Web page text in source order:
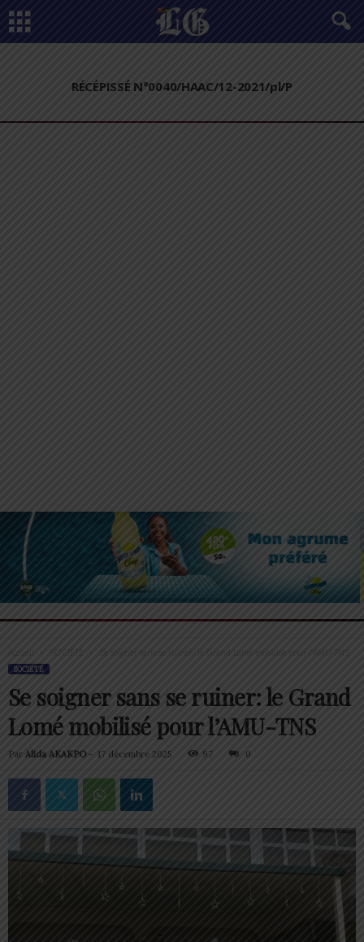
RÉCÉPISSÉ N°0040/HAAC/12-2021/pl/P
Accueil Se soigner sans se ruiner: le Grand Lomé mobilisé pour l’AMU-TNS
SOCIÉTÉ
Se soigner sans se ruiner: le Grand
Lomé mobilisé pour l’AMU-TNS
Par Alida AKAKPO- 17 décembre 2025 97 0